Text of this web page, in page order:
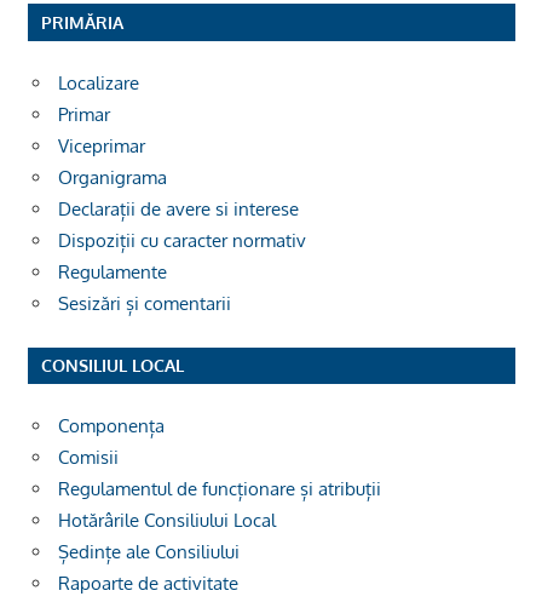
PRIMĂRIA
Localizare
Primar
Viceprimar
Organigrama
Declarații de avere si interese
Dispoziții cu caracter normativ
Regulamente
Sesizări și comentarii
CONSILIUL LOCAL
Componența
Comisii
Regulamentul de funcționare și atribuții
Hotărârile Consiliului Local
Ședințe ale Consiliului
Rapoarte de activitate